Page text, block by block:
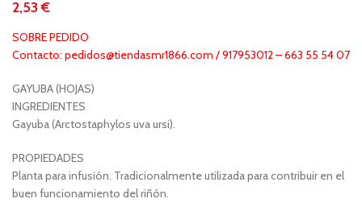
€
SOBRE PEDIDO
Contacto: pedidos@tiendasmr1866.com / 917953012 – 663 55 54 07
GAYUBA (HOJAS)
INGREDIENTES
Gayuba (Arctostaphylos uva ursi).
PROPIEDADES
Planta para infusión. Tradicionalmente utilizada para contribuir en el
buen funcionamiento del riñón.